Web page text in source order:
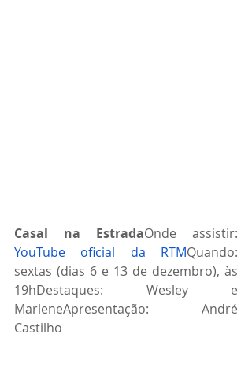
Casal na Estrada
YouTube oficial da RTMQuando:
sextas (dias 6 e 13 de dezembro), às
19hDestaques: Wesley e
MarleneApresentação: André
Castilho